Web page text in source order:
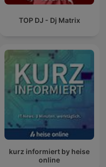
TOP DJ - Dj Matrix
kurz informiert by heise
online